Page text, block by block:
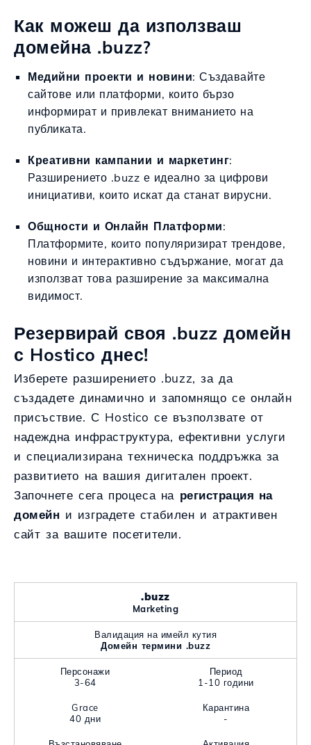
Как можеш да използваш
домейна .buzz?
Медийни проекти и новини: Създавайте
сайтове или платформи, които бързо
информират и привлекат вниманието на
публиката.
Креативни кампании и маркетинг:
Разширението .buzz е идеално за цифрови
инициативи, които искат да станат вирусни.
Общности и Онлайн Платформи:
Платформите, които популяризират трендове,
новини и интерактивно съдържание, могат да
използват това разширение за максимална
видимост.
Резервирай своя .buzz домейн
с Hostico днес!
Изберете разширението .buzz, за да
създадете динамично и запомнящо се онлайн
присъствие. С Hostico се възползвате от
надеждна инфраструктура, ефективни услуги
и специализирана техническа поддръжка за
развитието на вашия дигитален проект.
Започнете сега процеса на регистрация на
домейн и изградете стабилен и атрактивен
сайт за вашите посетители.
.buzz
Marketing
Валидация на имейл кутия
Домейн термини .buzz
Персонажи
3-64
Период
1-10 години
Grace
40 дни
Карантина
-